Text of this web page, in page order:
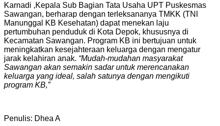
Karnadi ,Kepala Sub Bagian Tata Usaha UPT Puskesmas
Sawangan, berharap dengan terleksananya TMKK (TNI
Manunggal KB Kesehatan) dapat menekan laju
pertumbuhan penduduk di Kota Depok, khususnya di
Kecamatan Sawangan. Program KB ini bertujuan untuk
meningkatkan kesejahteraan keluarga dengan mengatur
jarak kelahiran anak. “Mudah-mudahan masyarakat
Sawangan akan semakin sadar untuk merencanakan
keluarga yang ideal, salah satunya dengan mengikuti
program KB,”
Penulis: Dhea A